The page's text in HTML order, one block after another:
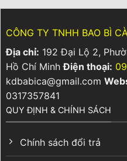
CÔNG TY TNHH BAO BÌ
Địa chỉ: 192 Đại Lộ 2,
Hồ Chí MinhĐiện thoại:
kdbabica@gmail.com
0317357841
QUY ĐỊNH & CHÍNH SÁCH
Chính sách đổi trả